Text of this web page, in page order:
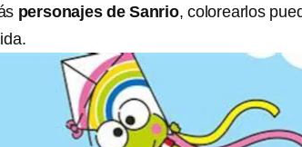
personajes de Sanrio, colorearlos